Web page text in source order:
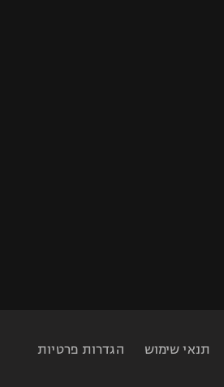
תנאי שימוש הגדרות פרטיות